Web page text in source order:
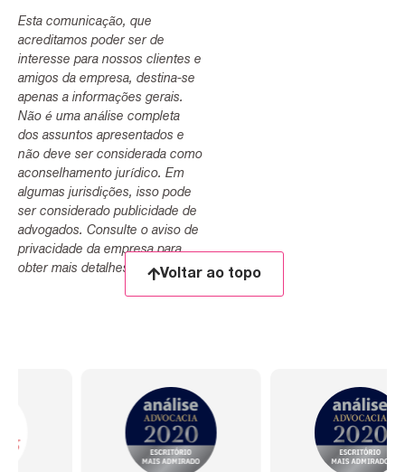
Esta comunicação, que
acreditamos poder ser de
interesse para nossos clientes e
amigos da empresa, destina-se
apenas a informações gerais.
Não é uma análise completa
dos assuntos apresentados e
não deve ser considerada como
aconselhamento jurídico. Em
algumas jurisdições, isso pode
ser considerado publicidade de
advogados. Consulte o aviso de
privacidade da empresa para
obter mais detalhes.
Voltar ao topo